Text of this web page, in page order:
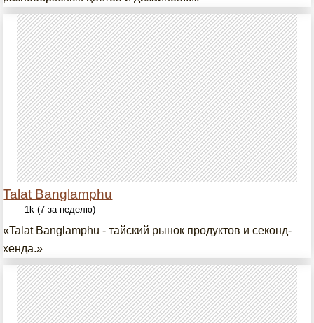
Talat Banglamphu
1k (7 за неделю)
«Talat Banglamphu - тайский рынок продуктов и секонд-
хенда.»